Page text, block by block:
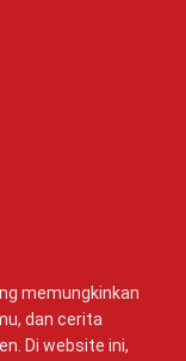
memungkinkan
dan cerita
Di website ini,